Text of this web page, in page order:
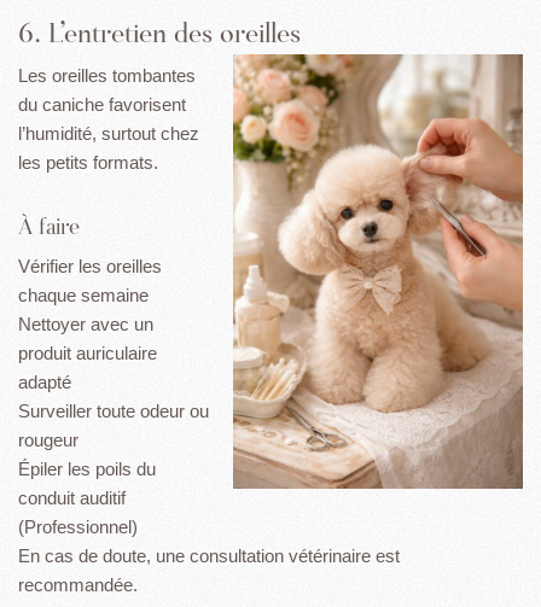
6. L’entretien des oreilles
Les oreilles tombantes
du caniche favorisent
l’humidité, surtout chez
les petits formats.
À faire
Vérifier les oreilles
chaque semaine
Nettoyer avec un
produit auriculaire
adapté
Surveiller toute odeur ou
rougeur
Épiler les poils du
conduit auditif
(Professionnel)
En cas de doute, une consultation vétérinaire est
recommandée.